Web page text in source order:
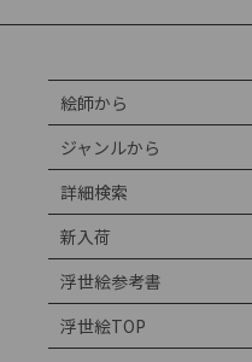
絵師から
ジャンルから
詳細検索
新入荷
浮世絵参考書
浮世絵TOP